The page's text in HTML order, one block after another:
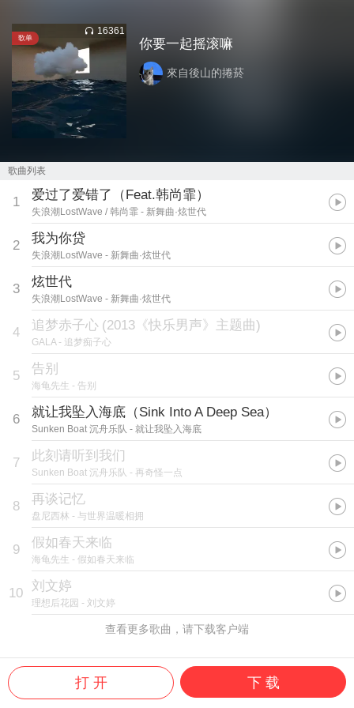
歌单
16361
你要一起摇滚嘛
來自後山的捲菸
歌曲列表
1 爱过了爱错了（Feat.韩尚霏）
失浪潮LostWave / 韩尚霏 - 新舞曲·炫世代
2 我为你贷
失浪潮LostWave - 新舞曲·炫世代
3 炫世代
失浪潮LostWave - 新舞曲·炫世代
4 追梦赤子心 (2013《快乐男声》主题曲)
GALA- 追梦痴子心
5 告别
海龟先生 - 告别
6 就让我坠入海底（Sink Into A Deep Sea）
Sunken Boat 沉舟乐队 - 就让我坠入海底
7 此刻请听到我们
Sunken Boat 沉舟乐队 - 再奇怪一点
8 再谈记忆
盘尼西林 - 与世界温暖相拥
9 假如春天来临
海龟先生 - 假如春天来临
10 刘文婷
理想后花园 - 刘文婷
查看更多歌曲，请下载客户端
打 开 下 载